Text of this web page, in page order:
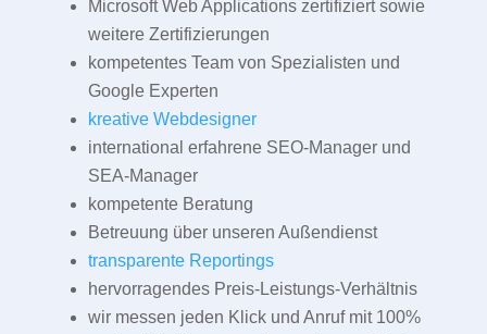
Microsoft Web Applications zertifiziert sowie
weitere Zertifizierungen
kompetentes Team von Spezialisten und
Google Experten
kreative Webdesigner
international erfahrene SEO-Manager und
SEA-Manager
kompetente Beratung
Betreuung über unseren Außendienst
transparente Reportings
hervorragendes Preis-Leistungs-Verhältnis
wir messen jeden Klick und Anruf mit 100%